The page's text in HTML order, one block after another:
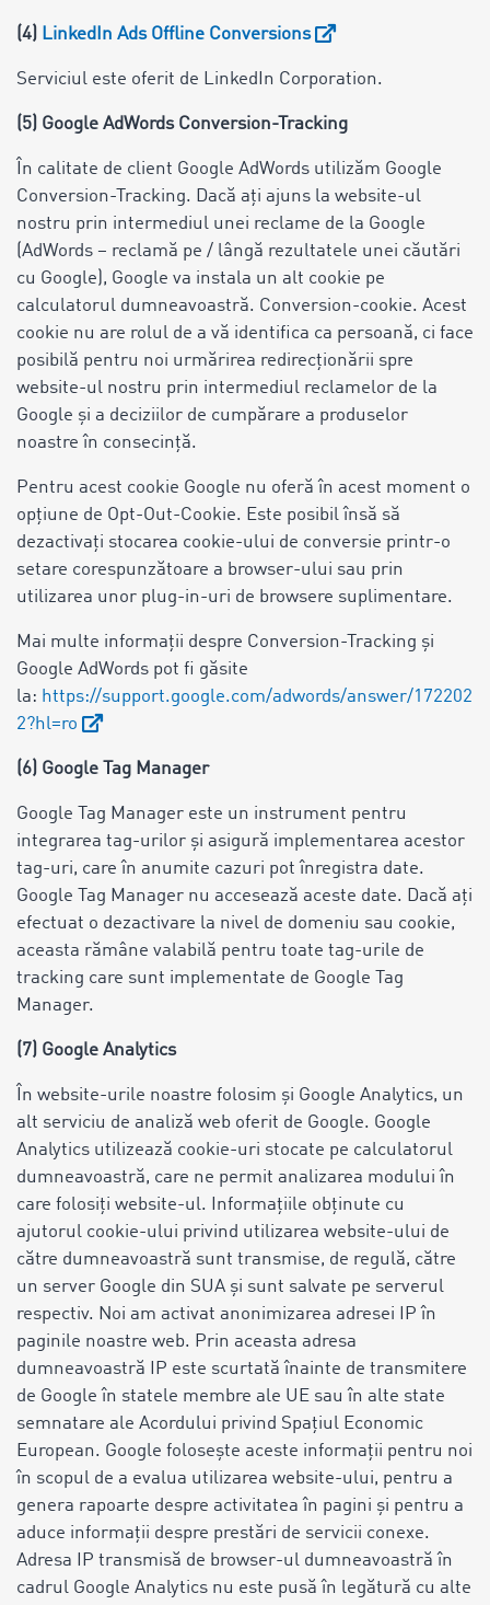
(4) LinkedIn Ads Offline Conversions
Serviciul este oferit de LinkedIn Corporation.
(5) Google AdWords Conversion-Tracking
În calitate de client Google AdWords utilizăm Google
Conversion-Tracking. Dacă ați ajuns la website-ul
nostru prin intermediul unei reclame de la Google
(AdWords – reclamă pe / lângă rezultatele unei căutări
cu Google), Google va instala un alt cookie pe
calculatorul dumneavoastră. Conversion-cookie. Acest
cookie nu are rolul de a vă identifica ca persoană, ci face
posibilă pentru noi urmărirea redirecționării spre
website-ul nostru prin intermediul reclamelor de la
Google și a deciziilor de cumpărare a produselor
noastre în consecință.
Pentru acest cookie Google nu oferă în acest moment o
opțiune de Opt-Out-Cookie. Este posibil însă să
dezactivați stocarea cookie-ului de conversie printr-o
setare corespunzătoare a browser-ului sau prin
utilizarea unor plug-in-uri de browsere suplimentare.
Mai multe informații despre Conversion-Tracking și
Google AdWords pot fi găsite
la: https://support.google.com/adwords/answer/172202
2?hl=ro
(6) Google Tag Manager
Google Tag Manager este un instrument pentru
integrarea tag-urilor și asigură implementarea acestor
tag-uri, care în anumite cazuri pot înregistra date.
Google Tag Manager nu accesează aceste date. Dacă ați
efectuat o dezactivare la nivel de domeniu sau cookie,
aceasta rămâne valabilă pentru toate tag-urile de
tracking care sunt implementate de Google Tag
Manager.
(7) Google Analytics
În website-urile noastre folosim și Google Analytics, un
alt serviciu de analiză web oferit de Google. Google
Analytics utilizează cookie-uri stocate pe calculatorul
dumneavoastră, care ne permit analizarea modului în
care folosiți website-ul. Informațiile obținute cu
ajutorul cookie-ului privind utilizarea website-ului de
către dumneavoastră sunt transmise, de regulă, către
un server Google din SUA și sunt salvate pe serverul
respectiv. Noi am activat anonimizarea adresei IP în
paginile noastre web. Prin aceasta adresa
dumneavoastră IP este scurtată înainte de transmitere
de Google în statele membre ale UE sau în alte state
semnatare ale Acordului privind Spațiul Economic
European. Google folosește aceste informații pentru noi
în scopul de a evalua utilizarea website-ului, pentru a
genera rapoarte despre activitatea în pagini și pentru a
aduce informații despre prestări de servicii conexe.
Adresa IP transmisă de browser-ul dumneavoastră în
cadrul Google Analytics nu este pusă în legătură cu alte